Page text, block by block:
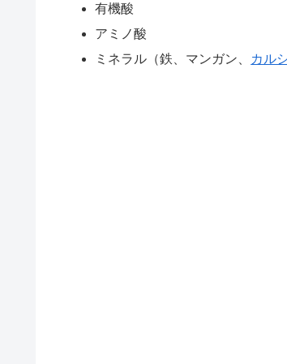
有機酸
アミノ酸
ミネラル（鉄、マンガン、
カル